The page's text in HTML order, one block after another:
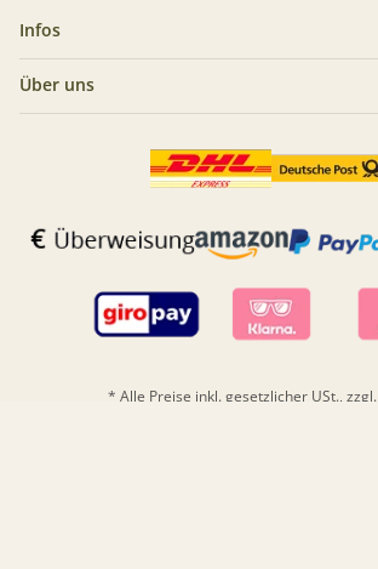
Infos
Über uns
* Alle Preise inkl. gesetzlicher USt., zzgl.